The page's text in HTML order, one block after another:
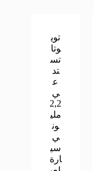
توي
وتا
تس
تد
ع
ي
2,2
ملي
ون
ي
سي
ارة